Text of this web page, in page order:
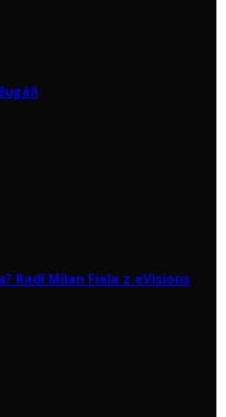
Radí Milan Fiala z eVisions